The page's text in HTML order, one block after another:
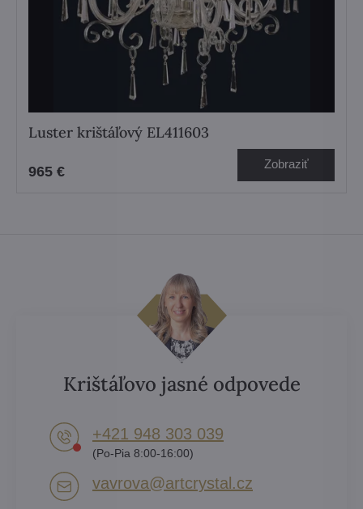
Luster krištáľový EL411603
965 € Zobraziť
Krištáľovo jasné odpovede
+421 948 303 039
(Po-Pia 8:00-16:00)
vavrova​@artcrystal​.cz